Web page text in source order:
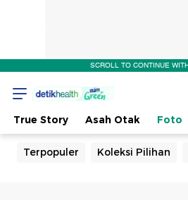
SCROLL TO CONTINUE
True Story Asah Otak Foto
Terpopuler Koleksi Pilihan